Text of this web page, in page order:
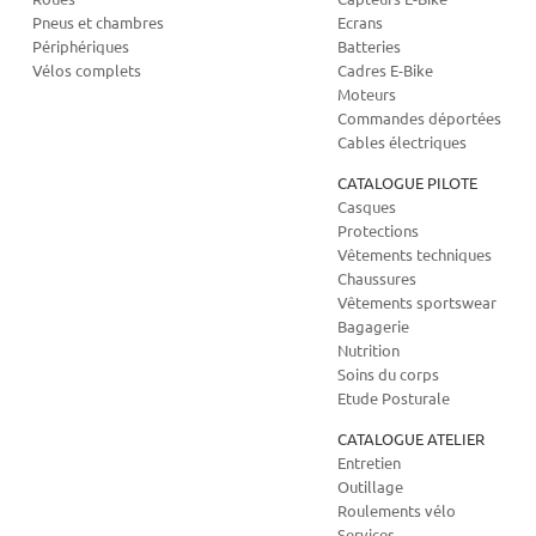
Pneus et chambres
Périphériques
Vélos complets
Ecrans
Batteries
Cadres E-Bike
Moteurs
Commandes déportées
Cables électriques
CATALOGUE PILOTE
Casques
Protections
Vêtements techniques
Chaussures
Vêtements sportswear
Bagagerie
Nutrition
Soins du corps
Etude Posturale
CATALOGUE ATELIER
Entretien
Outillage
Roulements vélo